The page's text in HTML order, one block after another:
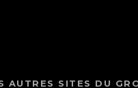
AUTRES SITES DU